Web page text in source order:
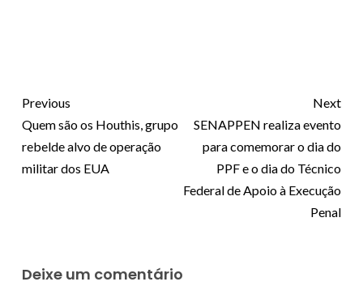
Previous
Quem são os Houthis, grupo
rebelde alvo de operação
militar dos EUA
Next
SENAPPEN realiza evento
para comemorar o dia do
PPF e o dia do Técnico
Federal de Apoio à Execução
Penal
Deixe um comentário